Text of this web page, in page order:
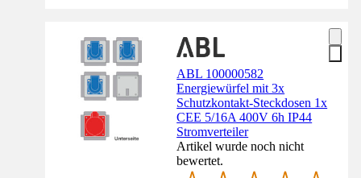
ABL 100000582
Energiewürfel mit 3x
Schutzkontakt-Steckdosen 1x
CEE 5/16A 400V 6h IP44
Stromverteiler
Artikel wurde noch nicht
bewertet.